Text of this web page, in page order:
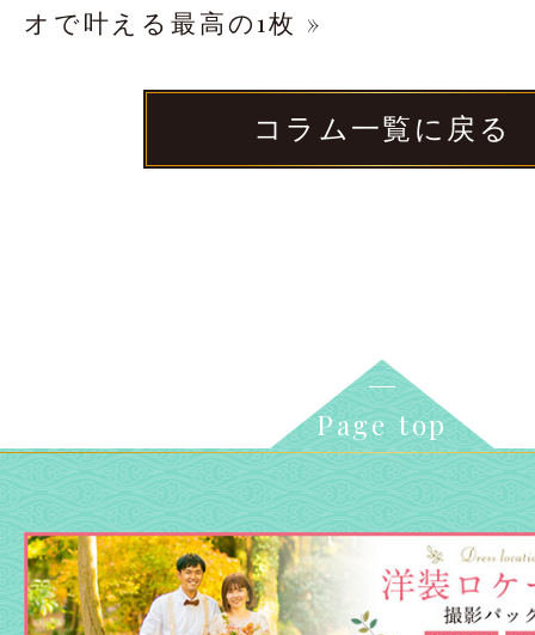
オで叶える最高の1枚 »
コラム一覧に戻る
Page top